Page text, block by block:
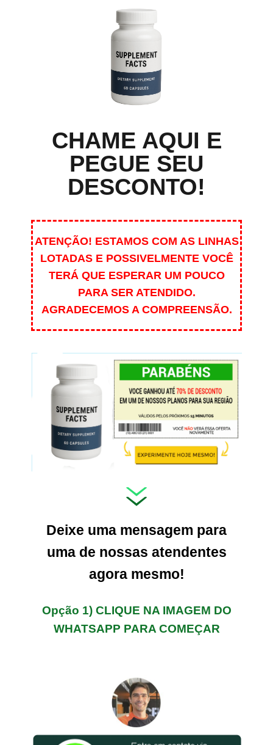
CHAME AQUI E
PEGUE SEU
DESCONTO!
ATENÇÃO! ESTAMOS COM AS LINHAS
LOTADAS E POSSIVELMENTE VOCÊ
TERÁ QUE ESPERAR UM POUCO
PARA SER ATENDIDO.
AGRADECEMOS A COMPREENSÃO.
Deixe uma mensagem para
uma de nossas atendentes
agora mesmo!
Opção 1) CLIQUE NA IMAGEM DO
WHATSAPP PARA COMEÇAR